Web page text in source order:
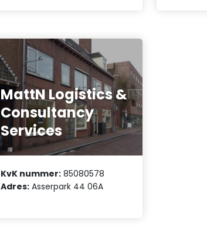
MattN Logistics &
Consultancy
Services
KvK nummer: 85080578
Adres: Asserpark 44 06A